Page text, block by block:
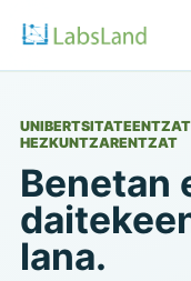
HEZKUNTZARENTZAT
Benetan
lana.